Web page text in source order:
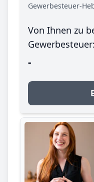
Gewerbesteuer-
Von Ihnen zu
Gewerbesteuer:
-